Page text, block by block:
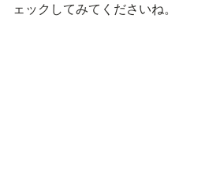
ェックしてみてくださいね。